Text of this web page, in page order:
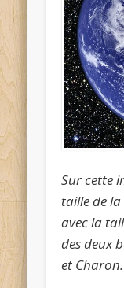
Sur cette
taille de
avec la
des deux
et Charon.